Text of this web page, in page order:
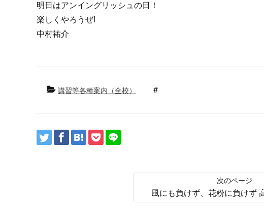
明日はアンイングリッシュの日！
楽しくやろうぜ!
中村祐介
講習等各種案内（全校）
風にも負けず、花粉に負けず